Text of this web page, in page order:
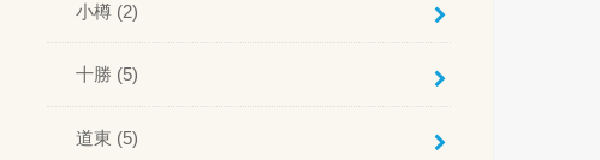
小樽 (2)
十勝 (5)
道東 (5)